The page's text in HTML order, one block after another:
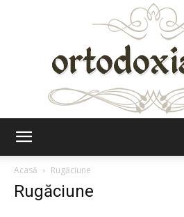
Acasă
Rugăciune
Rugăciune